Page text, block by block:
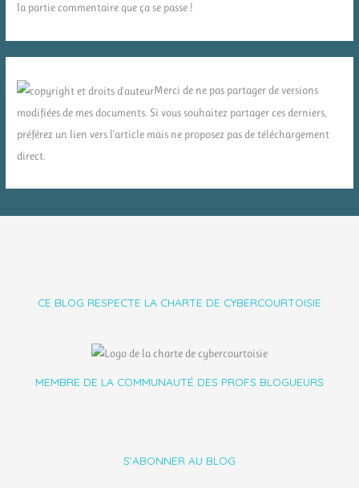
la partie commentaire que ça se passe !
Merci de ne pas partager de versions
modifiées de mes documents. Si vous souhaitez partager ces derniers,
préférez un lien vers l'article mais ne proposez pas de téléchargement
direct.
CE BLOG RESPECTE LA CHARTE DE CYBERCOURTOISIE
MEMBRE DE LA COMMUNAUTÉ DES PROFS BLOGUEURS
S'ABONNER AU BLOG